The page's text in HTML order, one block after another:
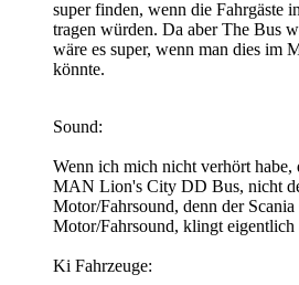
super finden, wenn die Fahrgäste
tragen würden. Da aber The Bus
wäre es super, wenn man dies im
könnte.
Sound:
Wenn ich mich nicht verhört habe,
MAN Lion's City DD Bus, nicht
Motor/Fahrsound, denn der
Motor/Fahrsound, klingt eigentlich
Ki Fahrzeuge: